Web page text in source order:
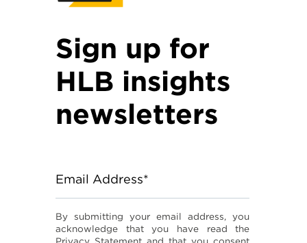
Sign up for
HLB insights
newsletters
Email Address*
By submitting your email address, you
acknowledge that you have read the
Privacy Statement and that you consent